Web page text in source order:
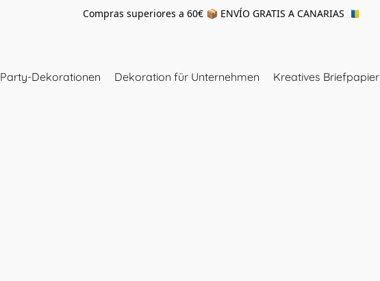
Compras superiores a 60€ 📦 ENVÍO GRATIS A CANARIAS 🇮🇨
Party-Dekorationen Dekoration für Unternehmen Kreatives Briefpapier